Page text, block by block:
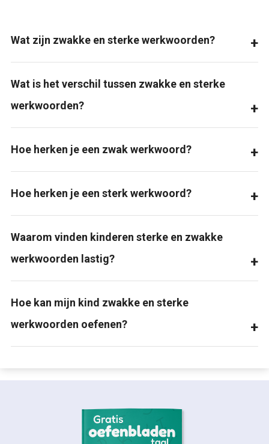
Wat zijn zwakke en sterke werkwoorden?
Wat is het verschil tussen zwakke en sterke
werkwoorden?
Hoe herken je een zwak werkwoord?
Hoe herken je een sterk werkwoord?
Waarom vinden kinderen sterke en zwakke
werkwoorden lastig?
Hoe kan mijn kind zwakke en sterke
werkwoorden oefenen?